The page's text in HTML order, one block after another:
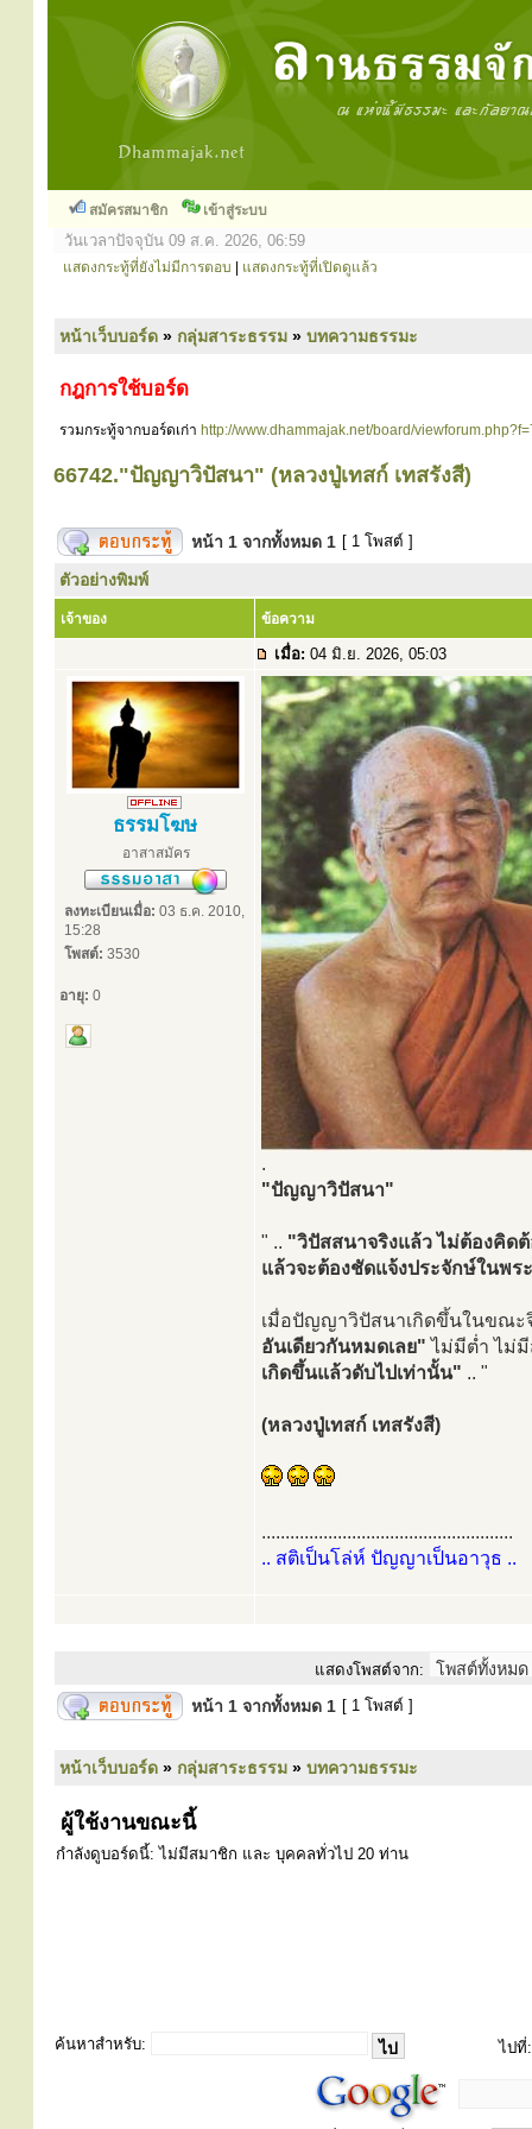
สมัครสมาชิก เข้าสู่ระบบ
วันเวลาปัจจุบัน 09 ส.ค. 2026, 06:59
แสดงกระทู้ที่ยังไม่มีการตอบ แสดงกระทู้ที่เปิดดูแล้ว
หน้าเว็บบอร์ด » กลุ่มสาระธรรม » บทความธรรมะ
กฎการใช้บอร์ด
รวมกระทู้จากบอร์ดเก่า http://www.dhammajak.net/board/
66742."ปัญญาวิปัสนา" (หลวงปู่เทสก์ เทสรังสี)
หน้า 1 จากทั้งหมด 1 [ 1 โพสต์ ]
ตัวอย่างพิมพ์
เจ้าของ ข้อความ
เมื่อ: 04 มิ.ย. 2026, 05:03
ธรรมโฆษ
อาสาสมัคร
ลงทะเบียนเมื่อ: 03 ธ.ค. 2010,
15:28
โพสต์: 3530
อายุ: 0
.
"ปัญญาวิปัสนา"
" .. "วิปัสสนาจริงแล้ว ไม่ต้องคิด
แล้วจะต้องชัดแจ้งประจักษ์ในพ
เมื่อปัญญาวิปัสนาเกิดขึ้นในขณะ
อันเดียวกันหมดเลย" ไม่มีต่ำ ไม่
เกิดขึ้นแล้วดับไปเท่านั้น" .. "
(หลวงปู่เทสก์ เทสรังสี)
.....................................................
.. สติเป็นโล่ห์ ปัญญาเป็นอาวุธ ..
แสดงโพสต์จาก:
หน้า 1 จากทั้งหมด 1 [ 1 โพสต์ ]
หน้าเว็บบอร์ด » กลุ่มสาระธรรม » บทความธรรมะ
ผู้ใช้งานขณะนี้
กำลังดูบอร์ดนี้: ไม่มีสมาชิก และ บุคคลทั่วไป 20 ท่าน
ค้นหาสำหรับ: ไปที่: